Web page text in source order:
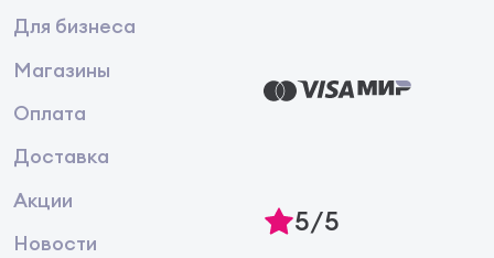
Для бизнеса
Магазины
Оплата
Доставка
Акции
Новости
5/5